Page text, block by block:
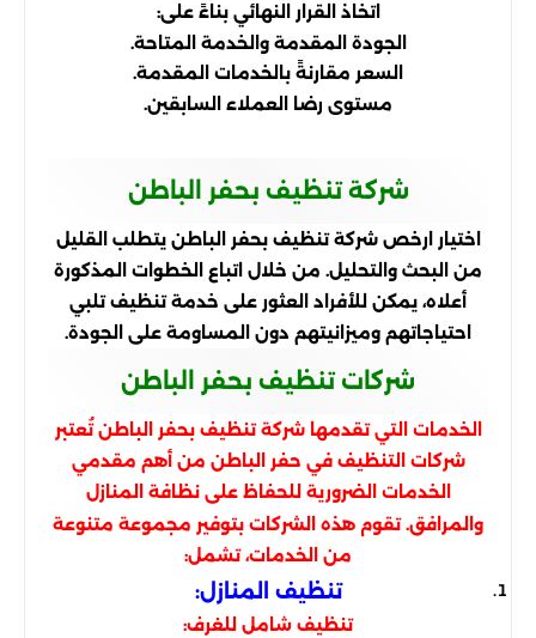
اتخاذ القرار النهائي بناءً على:
الجودة المقدمة والخدمة المتاحة.
السعر مقارنةً بالخدمات المقدمة.
مستوى رضا العملاء السابقين.
شركة تنظيف بحفر الباطن
اختيار ارخص شركة تنظيف بحفر الباطن يتطلب القليل
من البحث والتحليل. من خلال اتباع الخطوات المذكورة
أعلاه، يمكن للأفراد العثور على خدمة تنظيف تلبي
احتياجاتهم وميزانيتهم دون المساومة على الجودة.
شركات تنظيف بحفر الباطن
الخدمات التي تقدمها شركة تنظيف بحفر الباطن تُعتبر
شركات التنظيف في حفر الباطن من أهم مقدمي
الخدمات الضرورية للحفاظ على نظافة المنازل
والمرافق. تقوم هذه الشركات بتوفير مجموعة متنوعة
من الخدمات، تشمل:
تنظيف المنازل:
تنظيف شامل للغرف: